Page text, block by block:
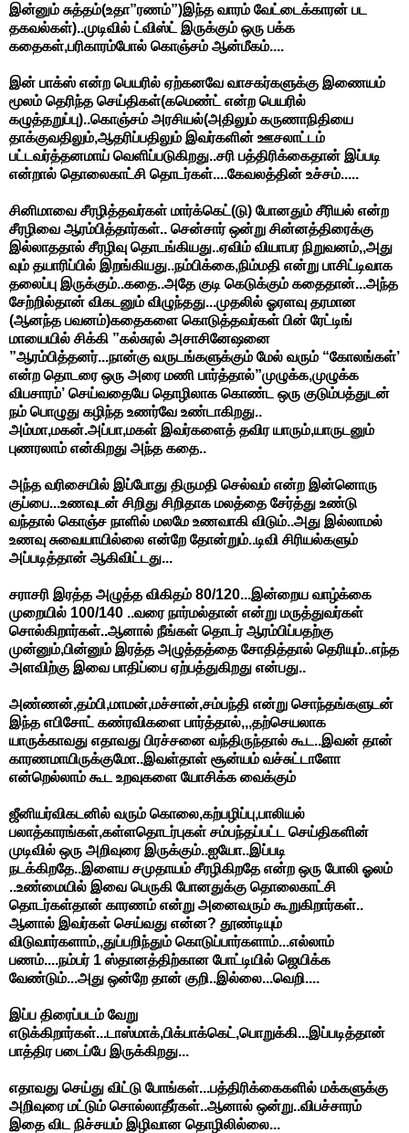
இன்னும் சுத்தம்(உதா”ரணம்”)இந்த வாரம் வேட்டைக்காரன் பட
தகவல்கள்)..முடிவில் ட்விஸ்ட் இருக்கும் ஒரு பக்க
கதைகள்,பரிகாரம்போல் கொஞ்சம் ஆன்மீகம்....
இன் பாக்ஸ் என்ற பெயரில் ஏற்கனவே வாசகர்களுக்கு இணையம்
மூலம் தெரிந்த செய்திகள்(கமெண்ட் என்ற பெயரில்
கழுத்தறுப்பு)..கொஞ்சம் அரசியல்(அதிலும் கருணாநிதியை
தாக்குவதிலும்,ஆதரிப்பதிலும் இவர்களின் ஊசலாட்டம்
பட்டவர்த்தனமாய் வெளிப்படுகிறது..சரி பத்திரிக்கைதான் இப்படி
என்றால் தொலைகாட்சி தொடர்கள்....கேவலத்தின் உச்சம்.....
சினிமாவை சீரழித்தவர்கள் மார்க்கெட்(டு) போனதும் சீரியல் என்ற
சீரழிவை ஆரம்பித்தார்கள்.. சென்சார் ஒன்று சின்னத்திரைக்கு
இல்லாததால் சீரழிவு தொடங்கியது..ஏவிம் வியாபர நிறுவனம்,,அது
வும் தயாரிப்பில் இறங்கியது..நம்பிக்கை,நிம்மதி என்று பாசிட்டிவாக
தலைப்பு இருக்கும்..கதை..அதே குடி கெடுக்கும் கதைதான்...அந்த
சேற்றில்தான் விகடனும் விழுந்தது...முதலில் ஓரளவு தரமான
(ஆனந்த பவனம்)கதைகளை கொடுத்தவர்கள் பின் ரேட்டிங்
மாயையில் சிக்கி ”கல்சுரல் அசாசினேஷனை
”ஆரம்பித்தனர்...நான்கு வருடங்களுக்கும் மேல் வரும் “கோலங்கள்’
என்ற தொடரை ஒரு அரை மணி பார்த்தால்”முழுக்க,முழுக்க
விபசாரம்’ செய்வதையே தொழிலாக கொண்ட ஒரு குடும்பத்துடன்
நம் பொழுது கழிந்த உணர்வே உண்டாகிறது..
அம்மா,மகன்.அப்பா,மகள் இவர்களைத் தவிர யாரும்,யாருடனும்
புணரலாம் என்கிறது அந்த கதை..
அந்த வரிசையில் இப்போது திருமதி செல்வம் என்ற இன்னொரு
குப்பை...உணவுடன் சிறிது சிறிதாக மலத்தை சேர்த்து உண்டு
வந்தால் கொஞ்ச நாளில் மலமே உணவாகி விடும்..அது இல்லாமல்
உணவு சுவையாயில்லை என்றே தோன்றும்..டிவி சிரியல்களும்
அப்படித்தான் ஆகிவிட்டது...
சராசரி இரத்த அழுத்த விகிதம் 80/120...இன்றைய வாழ்க்கை
முறையில் 100/140 ..வரை நார்மல்தான் என்று மருத்துவர்கள்
சொல்கிறார்கள்..ஆனால் நீங்கள் தொடர் ஆரம்பிப்பதற்கு
முன்னும்,பின்னும் இரத்த அழுத்தத்தை சோதித்தால் தெரியும்..எந்த
அளவிற்கு இவை பாதிப்பை ஏற்பத்துகிறது என்பது..
அண்ணன்,தம்பி,மாமன்,மச்சான்,சம்பந்தி என்று சொந்தங்களுடன்
இந்த எபிசோட் கண்ரவிகளை பார்த்தால்,,,தற்செயலாக
யாருக்காவது எதாவது பிரச்சனை வந்திருந்தால் கூட..இவன் தான்
காரணமாயிருக்குமோ..இவள்தாள் சூன்யம் வச்சுட்டாளோ
என்றெல்லாம் கூட உறவுகளை யோசிக்க வைக்கும்
ஜீனியர்விகடனில் வரும் கொலை,கற்பழிப்பு,பாலியல்
பலாத்காரங்கள்,கள்ளதொடர்புகள் சம்பந்தப்பட்ட செய்திகளின்
முடிவில் ஒரு அறிவுரை இருக்கும்..ஐயோ..இப்படி
நடக்கிறதே..இளைய சமுதாயம் சீரழிகிறதே என்ற ஒரு போலி ஓலம்
..உண்மையில் இவை பெருகி போனதுக்கு தொலைகாட்சி
தொடர்கள்தான் காரணம் என்று அனைவரும் கூறுகிறார்கள்..
ஆனால் இவர்கள் செய்வது என்ன? தூண்டியும்
விடுவார்களாம்,,துப்பறிந்தும் கொடுப்பார்களாம்...எல்லாம்
பணம்....நம்பர் 1 ஸ்தானத்திற்கான போட்டியில் ஜெயிக்க
வேண்டும்...அது ஒன்றே தான் குறி..இல்லை...வெறி....
இப்ப திரைப்படம் வேறு
எடுக்கிறார்கள்...டாஸ்மாக்,பிக்பாக்கெட்,பொறுக்கி...இப்படித்தான்
பாத்திர படைப்பே இருக்கிறது...
எதாவது செய்து விட்டு போங்கள்...பத்திரிக்கைகளில் மக்களுக்கு
அறிவுரை மட்டும் சொல்லாதீர்கள்..ஆனால் ஒன்று..விபச்சாரம்
இதை விட நிச்சயம் இழிவான தொழிலில்லை...